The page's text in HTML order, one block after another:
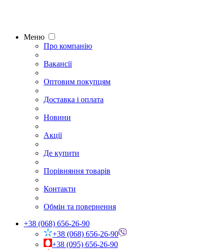
Меню
Про компанію
Вакансії
Оптовим покупцям
Доставка і оплата
Новини
Акції
Де купити
Порівняння товарів
Контакти
Обмін та повернення
+38 (068) 656-26-90
+38 (068) 656-26-90
+38 (095) 656-26-90